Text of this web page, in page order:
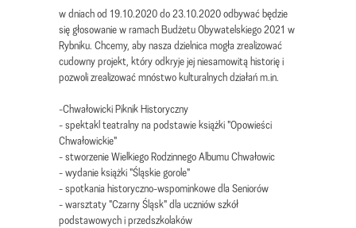
w dniach od 19.10.2020 do 23.10.2020 odbywać będzie
się głosowanie w ramach Budżetu Obywatelskiego 2021 w
Rybniku. Chcemy, aby nasza dzielnica mogła zrealizować
cudowny projekt, który odkryje jej niesamowitą historię i
pozwoli zrealizować mnóstwo kulturalnych działań m.in.
-Chwałowicki Piknik Historyczny
- spektakl teatralny na podstawie książki "Opowieści
Chwałowickie"
- stworzenie Wielkiego Rodzinnego Albumu Chwałowic
- wydanie książki "Śląskie gorole"
- spotkania historyczno-wspominkowe dla Seniorów
- warsztaty "Czarny Śląsk" dla uczniów szkół
podstawowych i przedszkolaków